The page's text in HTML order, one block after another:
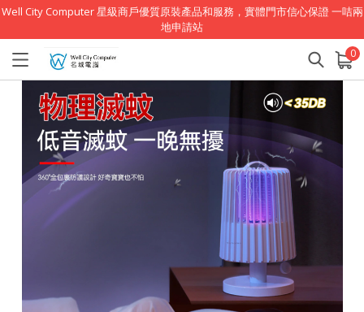
Well City Computer 星級商戶優質原裝產品和服務，實體門市信心保證 一咭兩
地申請站
0
已加入購物車 查看